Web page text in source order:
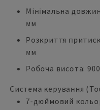
Мінімальна
мм
Розкриття
мм
Робоча висота:
Система керування
7-дюймовий